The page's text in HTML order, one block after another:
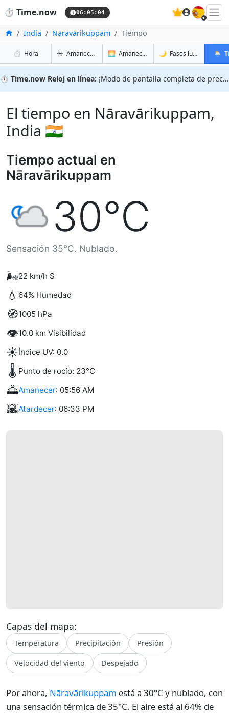
⏱️ Time.now 06:05:05 🇪🇸
InicioIndia Nāravārikuppam Tiempo
⏱️ Horaen Nāravārikuppam
☀️ Amanecer y atardecer en Nāravārikuppam
🌅 Amanecer y atardecer mañana en
🌙 Fases lunares en
🌦️
⏱️ Time.now Reloj en línea: ¡Modo de pantalla completa de precisión!
El tiempo en Nāravārikuppam,
India 🇮🇳
Tiempo actual en
Nāravārikuppam
30°C
Sensación 35°C. Nublado.
🌬️22 km/h S
💧 64% Humedad
🧭1005 hPa
👁️10.0 km Visibilidad
☀️Índice UV: 0.0
🌡️ Punto de rocío: 23°C
🌅Amanecer: 05:56 AM
🌇Atardecer: 06:33 PM
Capas del mapa:
Temperatura Precipitación Presión
Velocidad del viento Despejado
Por ahora, Nāravārikuppam está a 30°C y nublado, con
una sensación térmica de 35°C. El aire está al 64% de